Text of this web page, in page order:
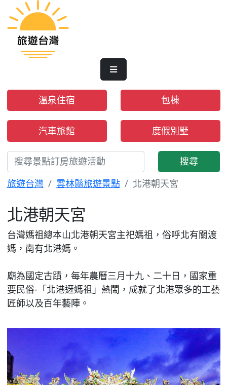
溫泉住宿 包棟
汽車旅館 度假別墅
搜尋
旅遊台灣
雲林縣旅遊景點 北港朝天宮
北港朝天宮
台灣媽祖總本山北港朝天宮主祀媽祖，俗呼北有關渡
媽，南有北港媽。
廟為國定古蹟，每年農曆三月十九、二十日，國家重
要民俗-「北港迓媽祖」熱鬧，成就了北港眾多的工藝
匠師以及百年藝陣。